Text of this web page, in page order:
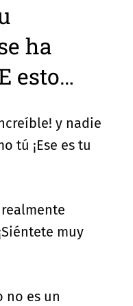
ha
esto…
y nadie
tú ¡Ese es tu
muy
no es un